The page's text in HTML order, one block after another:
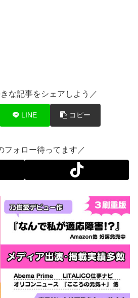
な記事をシェアしよう／
LINE コピー
フォロー待ってます／